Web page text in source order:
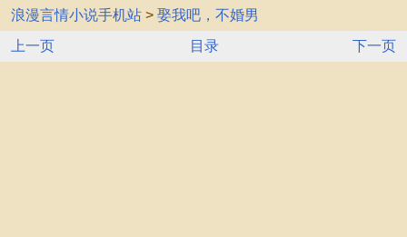
浪漫言情小说手机站 > 娶我吧，不婚男
上一页
目录 下一页